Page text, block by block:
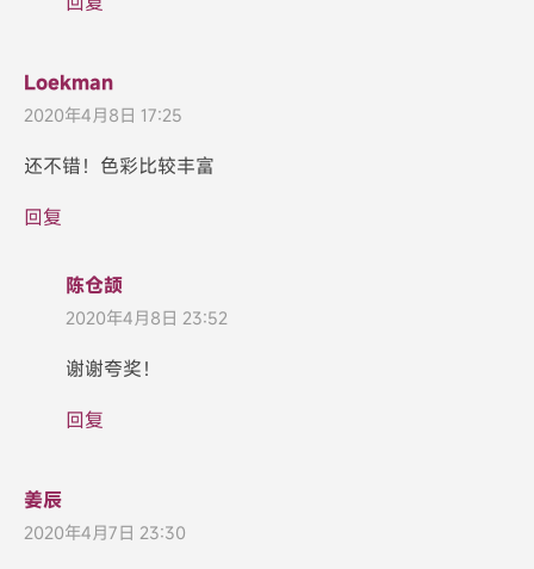
Loekman
2020年4月8日 17:25
还不错！色彩比较丰富
回复
陈仓颉
2020年4月8日 23:52
谢谢夸奖！
回复
姜辰
2020年4月7日 23:30